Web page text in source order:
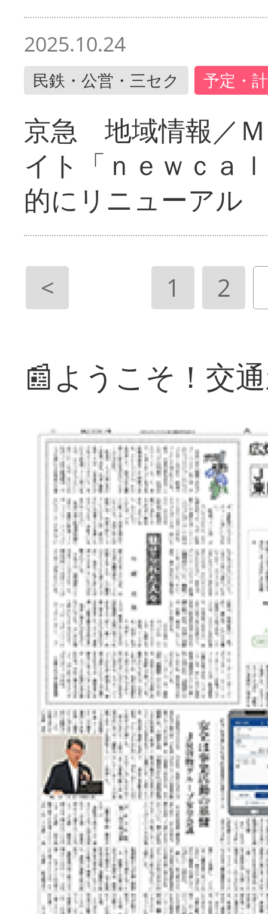
2025.10.24
民鉄・公営・三セク 予定・
京急 地域情報／
イト「ｎｅｗｃａ
的にリニューアル
< 1 2
📰ようこそ！交